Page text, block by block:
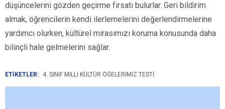
düşüncelerini gözden geçirme fırsatı bulurlar. Geri bildirim
almak, öğrencilerin kendi ilerlemelerini değerlendirmelerine
yardımcı olurken, kültürel mirasımızı koruma konusunda daha
bilinçli hale gelmelerini sağlar.
ETİKETLER: 4. SINIF MILLI KÜLTÜR ÖĞELERIMIZ TESTI